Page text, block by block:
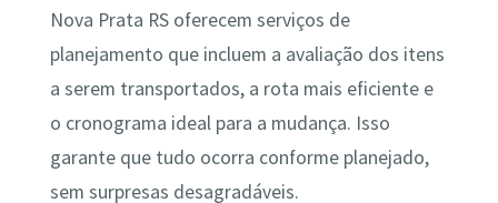
Nova Prata RS oferecem serviços de
planejamento que incluem a avaliação dos itens
a serem transportados, a rota mais eficiente e
o cronograma ideal para a mudança. Isso
garante que tudo ocorra conforme planejado,
sem surpresas desagradáveis.